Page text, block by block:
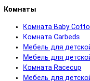
Комнаты
Комната Baby
Комната Carbeds
Мебель для
Мебель для
Комната Racecup
Мебель для